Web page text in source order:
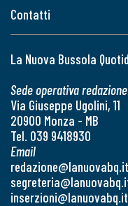
Contatti
La Nuova Bussola
Sede operativa
Via Giuseppe Ugolini, 11
20900 Monza - MB
Tel. 039 9418930
Email
redazione@lanuovabq.it
inserzioni@lanuovabq.it